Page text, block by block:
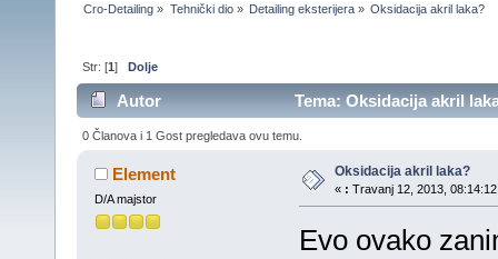
Cro-Detailing » Tehnički dio» Detailing eksterijera» Oksidacija akril laka?
Str: [1]Dolje
Autor Tema: Oksidacija akril
0 Članova i 1 Gost pregledava ovu temu.
Element
D/A majstor
Oksidacija akril laka?
« : Travanj 12, 2013,
Evo ovako